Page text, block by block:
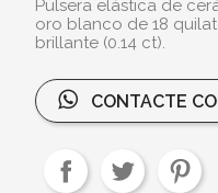
Pulsera elástica de
oro blanco de 18
brillante (0.14 ct).
CONTACTE